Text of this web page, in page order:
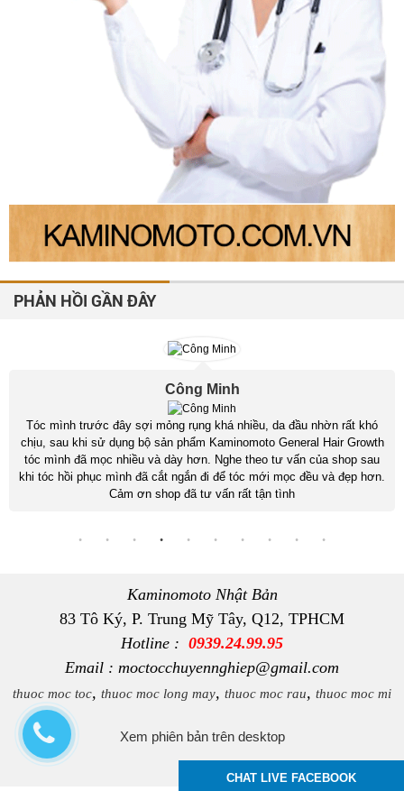
PHẢN HỒI GẦN ĐÂY
Công Minh
Tóc mình trước đây sợi mỏng rụng khá nhiều, da đầu nhờn rất khó
chịu, sau khi sử dụng bộ sản phẩm Kaminomoto General Hair Growth
tóc mình đã mọc nhiều và dày hơn. Nghe theo tư vấn của shop sau
khi tóc hồi phục mình đã cắt ngắn đi để tóc mới mọc đều và đẹp hơn.
Cảm ơn shop đã tư vấn rất tận tình
Kaminomoto Nhật Bản
83 Tô Ký, P. Trung Mỹ Tây, Q12, TPHCM
Hotline : 0939.24.99.95
Email : moctocchuyennghiep@gmail.com
thuoc moc toc, thuoc moc long may, thuoc moc rau, thuoc moc mi
Xem phiên bản trên desktop
CHAT LIVE FACEBOOK